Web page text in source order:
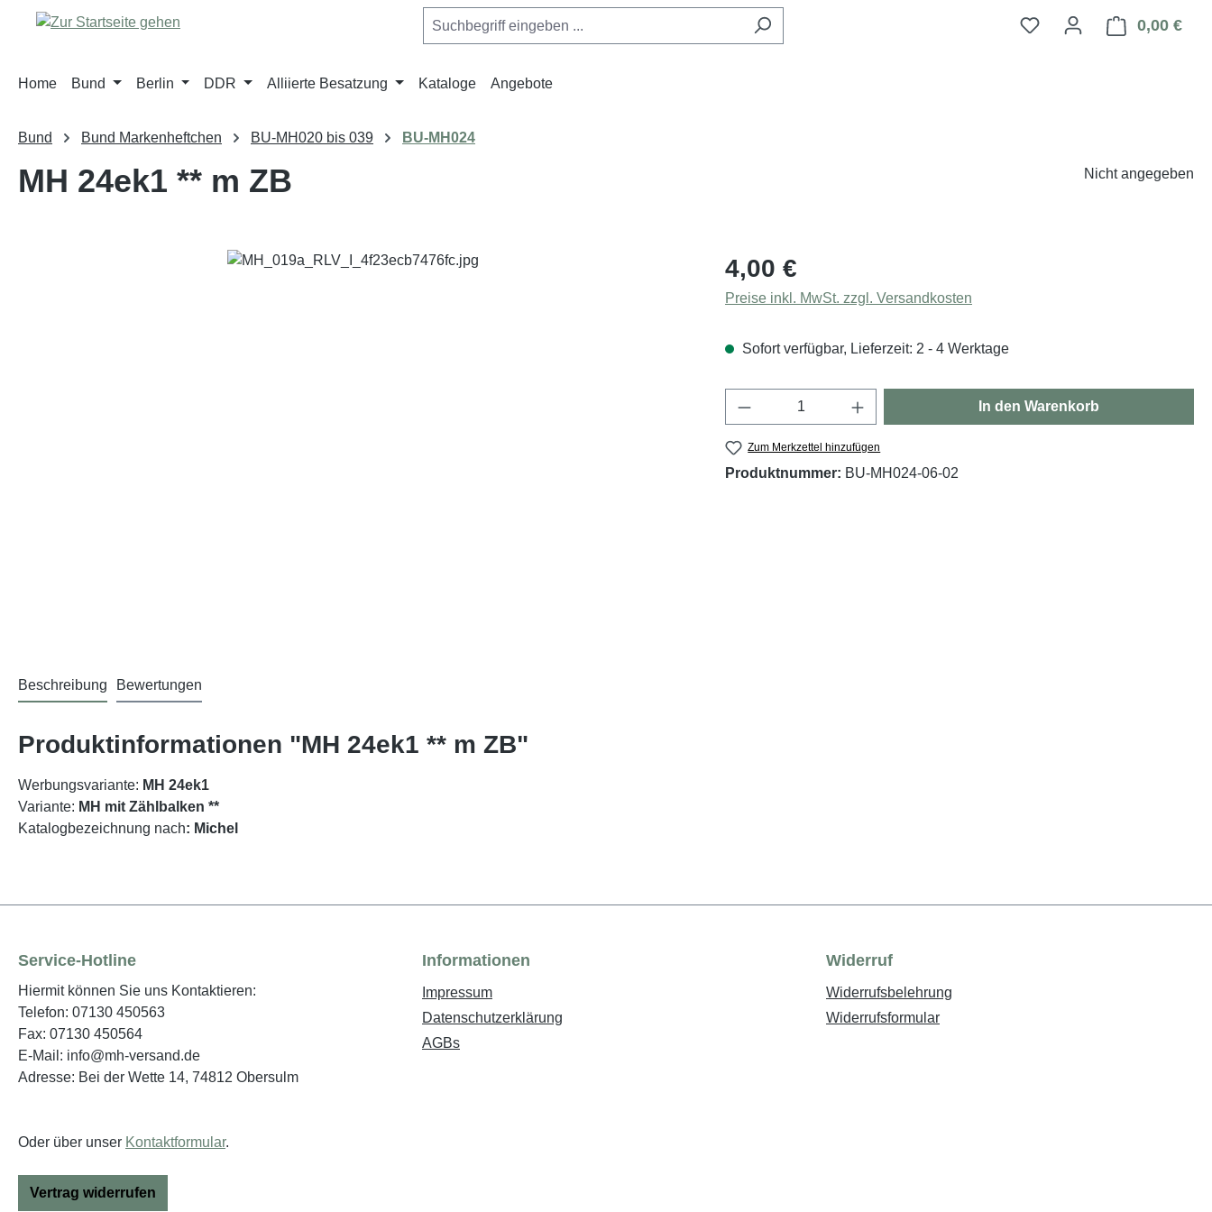
Hauptinhalt springen
Zur Suche springen
Zur Hauptnavigation springen 0,00 €
Home Bund Berlin DDR Alliierte Besatzung Kataloge Angebote
Bund Bund Markenheftchen BU-MH020 bis 039 BU-MH024
MH 24ek1 ** m ZB Nicht angegeben
Regulärer Preis:
4,00 €
Preise inkl. MwSt. zzgl. Versandkosten
Sofort verfügbar, Lieferzeit: 2 - 4 Werktage
Produkt Anzahl: Gib den gewünschten Wert ein
In den Warenkorb
Zum Merkzettel hinzufügen
Produktnummer: BU-MH024-06-02
Beschreibung Bewertungen
Produktinformationen "MH 24ek1 ** m ZB"
Werbungsvariante: MH 24ek1
Variante: MH mit Zählbalken **
Katalogbezeichnung nach: Michel
Service-Hotline
Hiermit können Sie uns Kontaktieren:
Telefon: 07130 450563
Fax: 07130 450564
E-Mail: info@mh-versand.de
Adresse: Bei der Wette 14, 74812 Obersulm
Oder über unser Kontaktformular.
Vertrag widerrufen
Informationen
Impressum
Datenschutzerklärung
AGBs
Widerruf
Widerrufsbelehrung
Widerrufsformular